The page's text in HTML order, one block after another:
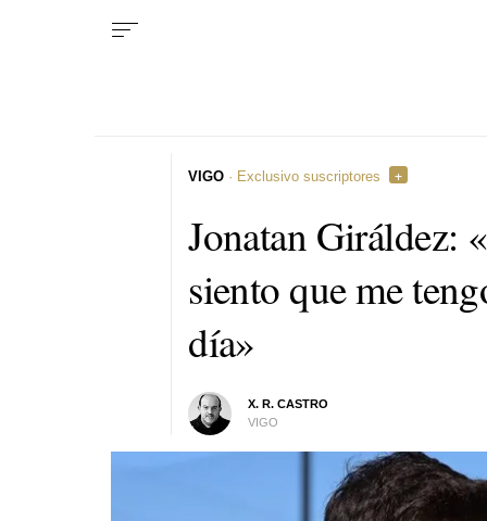
Jonatan Giráldez:
siento que me
día»
X. R. CASTRO
VIGO
VIGO · Exclusivo suscriptores